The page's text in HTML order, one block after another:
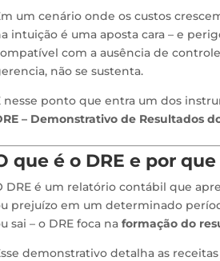
um cenário onde os custos
intuição é uma aposta cara – e
com a ausência de
não se sustenta.
nesse ponto que entra um dos
– Demonstrativo de Resultados
que é o DRE e por
DRE é um relatório contábil que
prejuízo em um determinado
sai – o DRE foca na formação do
demonstrativo detalha as